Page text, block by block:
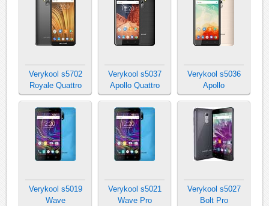
Verykool s5702
Royale Quattro
Verykool s5037
Apollo Quattro
Verykool s5036
Apollo
Verykool s5019
Wave
Verykool s5021
Wave Pro
Verykool s5027
Bolt Pro